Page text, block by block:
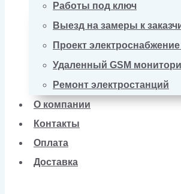
Работы под ключ
Выезд на замеры к
Проект
Удаленный GSM
Ремонт электростанций
О компании
Контакты
Оплата
Доставка